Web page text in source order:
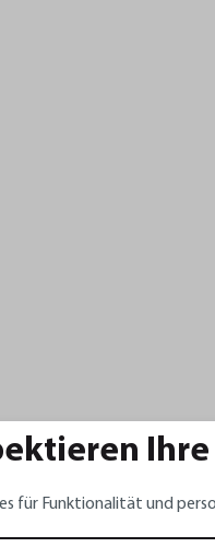
für Funktionalität und